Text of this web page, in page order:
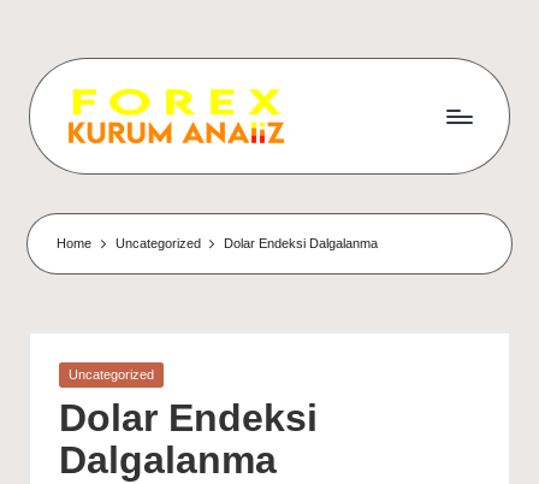
Home Uncategorized Dolar Endeksi Dalgalanma
Posted
Uncategorized
Dolar Endeksi
Dalgalanma